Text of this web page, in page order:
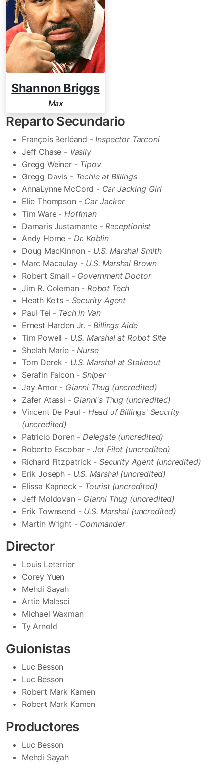
Shannon Briggs
Max
Reparto Secundario
François Berléand -Inspector Tarconi
Jeff Chase - Vasily
Gregg Weiner - Tipov
Gregg Davis - Techie at Billings
AnnaLynne McCord - Car Jacking Girl
Elie Thompson - Car Jacker
Tim Ware -Hoffman
Damaris Justamante -Receptionist
Andy Horne - Dr. Koblin
Doug MacKinnon - U.S. Marshal Smith
Marc Macaulay - U.S. Marshal Brown
Robert Small - Government Doctor
Jim R. Coleman -Robot Tech
Heath Kelts - Security Agent
Paul Tei - Tech in Van
Ernest Harden Jr. -Billings Aide
Tim Powell - U.S. Marshal at Robot Site
Shelah Marie -Nurse
Tom Derek - U.S. Marshal at Stakeout
Serafin Falcon -Sniper
Jay Amor - Gianni Thug (uncredited)
Zafer Atassi - Gianni's Thug (uncredited)
Vincent De Paul - Head of Billings' Security
(uncredited)
Patricio Doren -Delegate (uncredited)
Roberto Escobar - Jet Pilot (uncredited)
Richard Fitzpatrick -Security Agent (uncredited)
Erik Joseph - U.S. Marshal (uncredited)
Elissa Kapneck - Tourist (uncredited)
Jeff Moldovan - Gianni Thug (uncredited)
Erik Townsend - U.S. Marshal (uncredited)
Martin Wright - Commander
Director
Louis Leterrier
Corey Yuen
Mehdi Sayah
Artie Malesci
Michael Waxman
Ty Arnold
Guionistas
Luc Besson
Luc Besson
Robert Mark Kamen
Robert Mark Kamen
Productores
Luc Besson
Mehdi Sayah